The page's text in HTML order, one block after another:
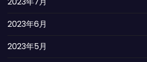
2023年6月
2023年5月